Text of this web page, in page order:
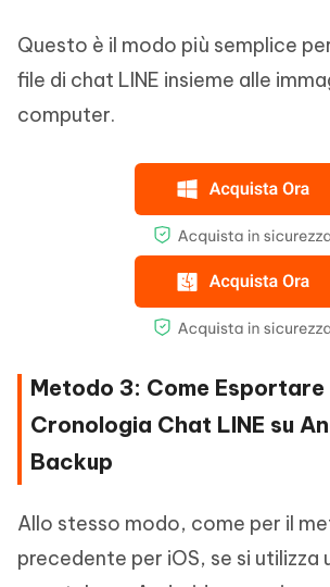
Questo è il modo più semplice
file di chat LINE insieme alle
computer.
Metodo 3: Come Esportare
Cronologia Chat LINE su
Backup
Allo stesso modo, come per il
precedente per iOS, se si utilizza